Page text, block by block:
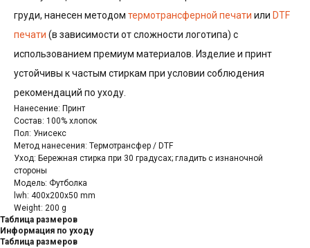
груди, нанесен методом термотрансферной печати или DTF
печати (в зависимости от сложности логотипа) с
использованием премиум материалов. Изделие и принт
устойчивы к частым стиркам при условии соблюдения
рекомендаций по уходу.
Нанесение: Принт
Состав: 100% хлопок
Пол: Унисекс
Метод нанесения: Термотрансфер / DTF
Уход: Бережная стирка при 30 градусах; гладить с изнаночной
стороны
Модель: Футболка
lwh: 400x200x50 mm
Weight: 200 g
Таблица размеров
Информация по уходу
Таблица размеров